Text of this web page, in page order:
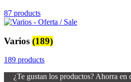
87 products
Varios (189)
189 products
¿Te gustan los productos? Ahorra en